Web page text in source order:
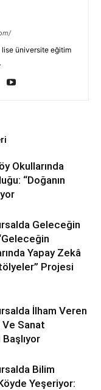
üniversite eğitim
Okullarında
“Doğanın
Geleceğin
Yapay Zekâ
Projesi
İlham Veren
Ve Sanat
Bilim
Yeşeriyor: